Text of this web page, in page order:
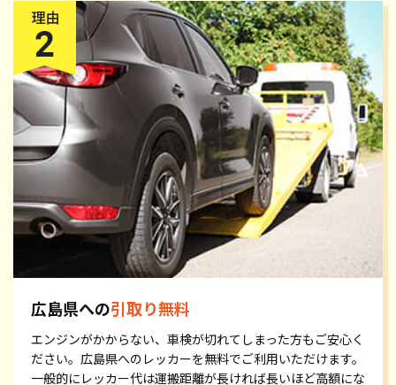
広島県への引取り無料
エンジンがかからない、車検が切れてしまった方もご安心く
ださい。広島県へのレッカーを無料でご利用いただけます。
一般的にレッカー代は運搬距離が長ければ長いほど高額にな